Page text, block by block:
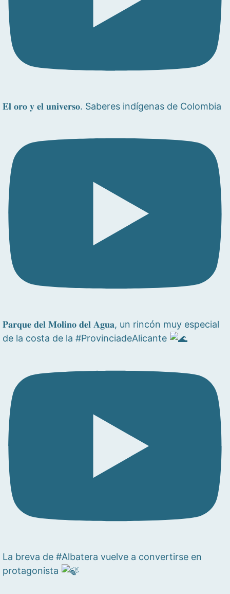
𝐄𝐥 𝐨𝐫𝐨 𝐲 𝐞𝐥 𝐮𝐧𝐢𝐯𝐞𝐫𝐬𝐨. Saberes indígenas de Colombia
𝐏𝐚𝐫𝐪𝐮𝐞 𝐝𝐞𝐥 𝐌𝐨𝐥𝐢𝐧𝐨 𝐝𝐞𝐥 𝐀𝐠𝐮𝐚, un rincón muy especial
de la costa de la #ProvinciadeAlicante
La breva de #Albatera vuelve a convertirse en
protagonista